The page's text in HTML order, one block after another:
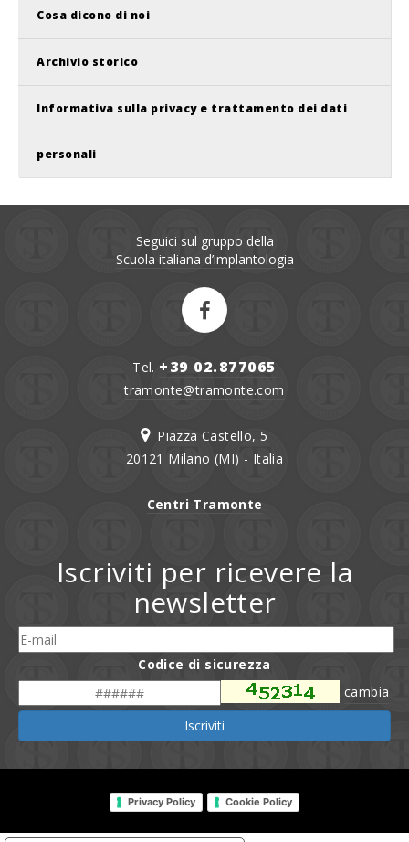
Cosa dicono di noi
Archivio storico
Informativa sulla privacy e trattamento dei dati
personali
Seguici sul gruppo della
Scuola italiana d’implantologia
Tel. +39 02.877065
tramonte@tramonte.com
Piazza Castello, 5
20121 Milano (MI) - Italia
Centri Tramonte
Iscriviti per ricevere la
newsletter
Codice di sicurezza
cambia
Iscriviti
Privacy Policy Cookie Policy